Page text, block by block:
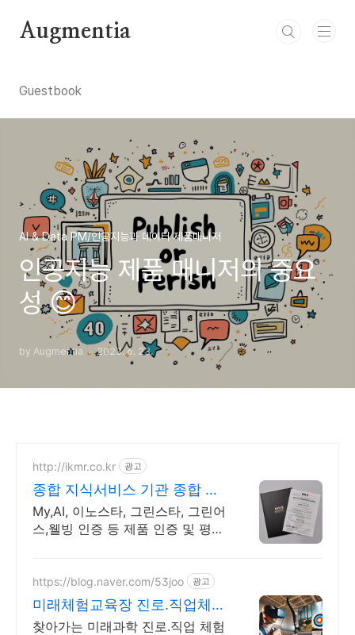
Augmentia
Guestbook
AI & Data PM/인공지능과 데이터 제품매니저
인공지능 제품 매니저의 중요
성 😊
by Augmentia 2023. 6. 23.
http://ikmr.co.kr 광고
종합 지식서비스 기관 종합 지
식서비스 기관
My,AI, 이노스타, 그린스타, 그린어
스,웰빙 인증 등 제품 인증 및 평가
https://blog.naver.com/53joo 광고
미래체험교육장 진로.직업체험
주말 상담 가능 1:1교육
찾아가는 미래과학 진로.직업 체험